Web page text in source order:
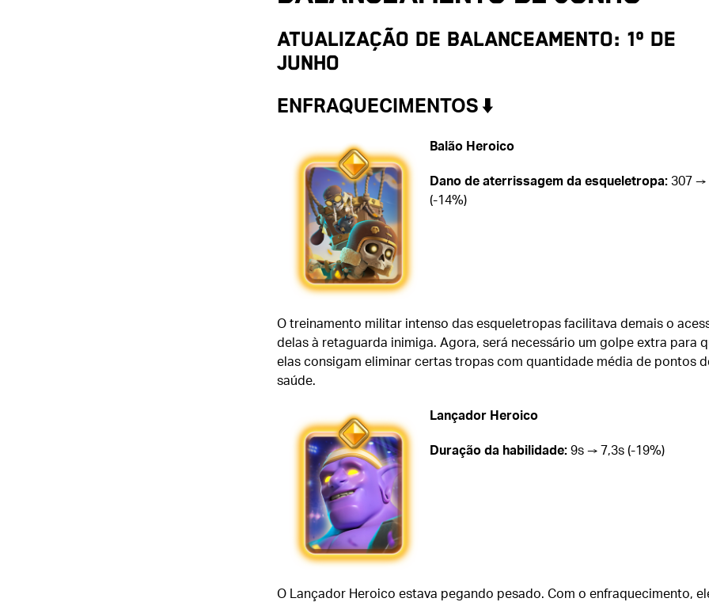
Atualização de balanceamento: 1º de
junho
ENFRAQUECIMENTOS ⬇️
Balão Heroico
Dano de aterrissagem da esqueletropa:307 →
(-14%)
O treinamento militar intenso das esqueletropas facilitava demais o
delas à retaguarda inimiga. Agora, será necessário um golpe extra para
elas consigam eliminar certas tropas com quantidade média de pontos
saúde.
Lançador Heroico
Duração da habilidade:9s → 7,3s (-19%)
O Lançador Heroico estava pegando pesado. Com o enfraquecimento,